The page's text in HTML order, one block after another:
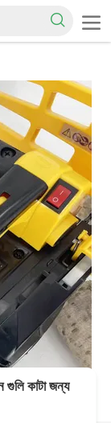
কাটা জন্য